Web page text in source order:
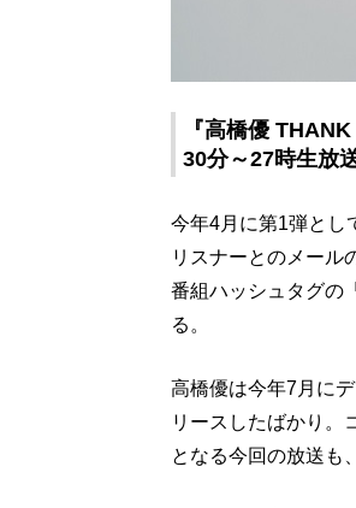
『高橋優
30分～27時生放
今年4月に第1弾とし
リスナーとのメール
番組ハッシュタグの
る。
高橋優は今年7月に
リースしたばかり
となる今回の放送も